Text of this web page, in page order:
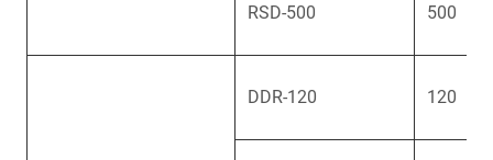
RSD-500 500
DDR-120 120